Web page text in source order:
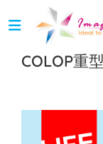
COLOP重